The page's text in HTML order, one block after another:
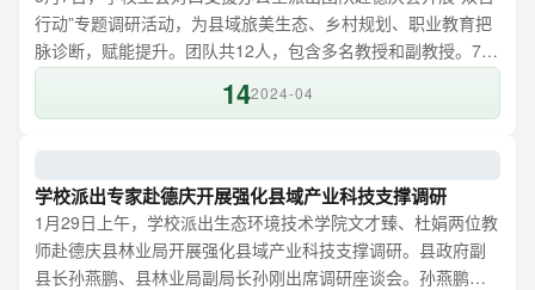
行动”专题调研活动，为县域旅美生态、乡村规划、职业教育把
脉诊断，赋能提升。团队共12人，包含多名教授和副教授。7日
上午，学校工会副主席郝翼刚率队到省典型镇马圩镇斌山中学
开展“双百林”植树活动。在第46个植树节即将到来之际，广东省
力为斌山...
142024-04
学校派出专家赴德庆开展强化县域产业科技支撑调研
1月29日上午，学校派出生态环境技术学院文才臻、杜娟两位教
师赴德庆县林业局开展强化县域产业科技支撑调研。县政府副
县长孙燕鹏、县林业局副局长孙刚出席调研座谈会。孙燕鹏介